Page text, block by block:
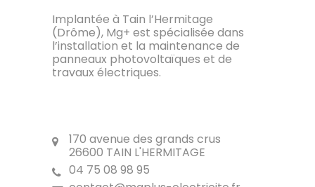
Implantée à Tain l’Hermitage
(Drôme), Mg+ est spécialisée dans
l’installation et la maintenance de
panneaux photovoltaïques et de
travaux électriques.
170 avenue des grands crus
26600 TAIN L'HERMITAGE
04 75 08 98 95